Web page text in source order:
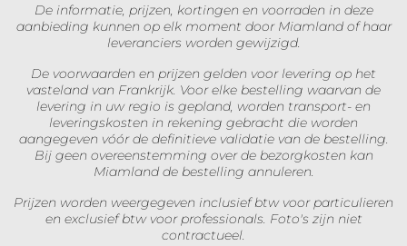
De informatie, prijzen, kortingen en voorraden in deze
aanbieding kunnen op elk moment door Miamland of haar
leveranciers worden gewijzigd.
De voorwaarden en prijzen gelden voor levering op het
vasteland van Frankrijk. Voor elke bestelling waarvan de
levering in uw regio is gepland, worden transport- en
leveringskosten in rekening gebracht die worden
aangegeven vóór de definitieve validatie van de bestelling.
Bij geen overeenstemming over de bezorgkosten kan
Miamland de bestelling annuleren.
Prijzen worden weergegeven inclusief btw voor particulieren
en exclusief btw voor professionals. Foto's zijn niet
contractueel.